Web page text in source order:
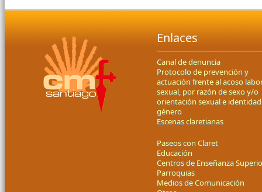
Enlaces
Canal de denuncia
Protocolo de prevención y
actuación frente al acoso
sexual, por razón de sexo y/o
orientación sexual e
género
Escenas claretianas
Paseos con Claret
Educación
Centros de Enseñanza
Parroquias
Medios de Comunicación